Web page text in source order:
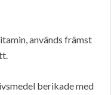
används främst
berikade med